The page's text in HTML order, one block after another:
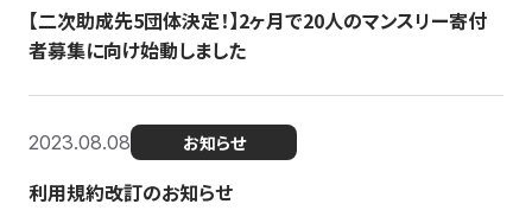
【二次助成先5団体決定！】2ヶ月で20人のマンスリー寄付
者募集に向け始動しました
2023.08.08 お知らせ
利用規約改訂のお知らせ